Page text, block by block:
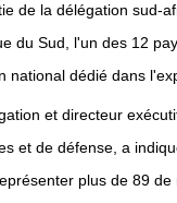
de la délégation sud-
du Sud, l'un des 12
national dédié dans
et directeur
et de défense, a
plus de 89